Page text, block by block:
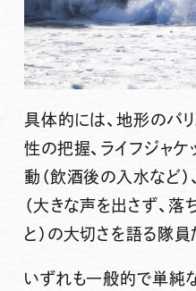
具体的には、地形のバ
性の把握、ライフジャ
動（飲酒後の入水など
（大きな声を出さず、
と） の大切さを語る隊員
いずれも一般的で単純